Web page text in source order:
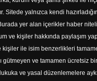
Sitede yalnızca kendi
yer alan içerikler haber
ve kişiler hakkında paylaşım
kişiler ile isim benzerlikleri
gütmeyen ve tamamen ücretsiz
ve yasal düzenlemelere